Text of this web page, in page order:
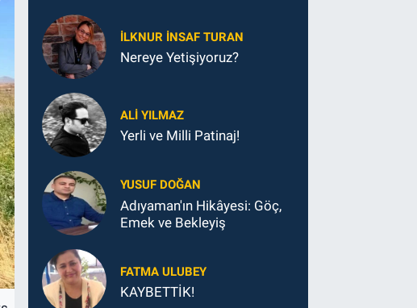
İLKNUR İNSAF TURAN
Nereye Yetişiyoruz?
ALI YILMAZ
Yerli ve Milli Patinaj!
YUSUF DOĞAN
Adıyaman'ın Hikâyesi: Göç,
Emek ve Bekleyiş
FATMA ULUBEY
KAYBETTİK!